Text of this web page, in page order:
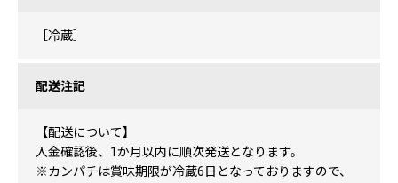
［冷蔵］
配送注記
【配送について】
入金確認後、1か月以内に順次発送となります。
※カンパチは賞味期限が冷蔵6日となっておりますので、